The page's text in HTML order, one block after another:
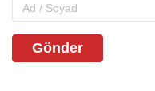
Gönder